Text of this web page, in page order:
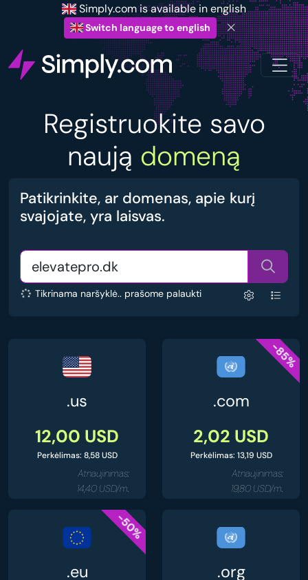
Simply.com is available in english
Switch language to english
Registruokite savo
naują domeną
Patikrinkite, ar domenas, apie kurį
svajojate, yra laisvas.
Tikrinama naršyklė.. prašome palaukti
.us
12,00 USD
Perkėlimas: 8,58 USD
Atnaujinimas:
14,40 USD/m.
-85%
.com
2,02 USD
Perkėlimas: 13,19 USD
Atnaujinimas:
19,80 USD/m.
-50%
.eu .org